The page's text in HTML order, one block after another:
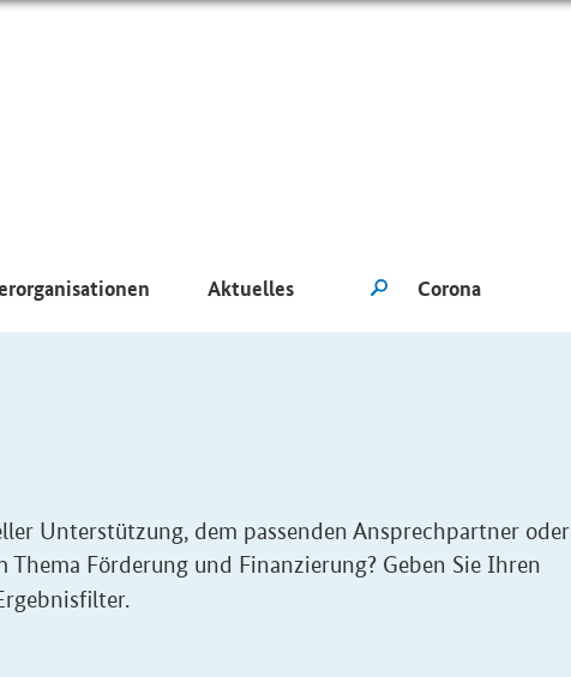
Aktuelles
Unterstützung, dem passenden Ansprechpartner oder
Förderung und Finanzierung? Geben Sie Ihren